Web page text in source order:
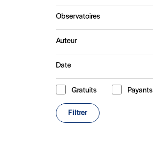
Observatoires
Auteur
Date
Type de contenu
Gratuits Payants
Filtrer